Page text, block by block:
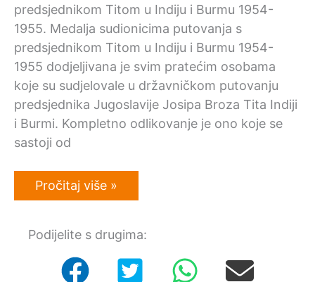
predsjednikom Titom u Indiju i Burmu 1954-
1955. Medalja sudionicima putovanja s
predsjednikom Titom u Indiju i Burmu 1954-
1955 dodjeljivana je svim pratećim osobama
koje su sudjelovale u državničkom putovanju
predsjednika Jugoslavije Josipa Broza Tita Indiji
i Burmi. Kompletno odlikovanje je ono koje se
sastoji od
Otkupljujemo
odlikovanje:
putovanja
predsjednikom
Titom
Pročitaj više »
Podijelite s drugima: